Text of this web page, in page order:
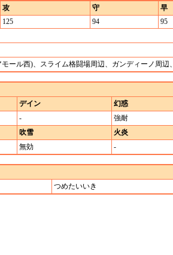
攻 守 早
125 94 95
ール西)、スライム格闘場周辺、ガンディーノ周辺、
デイン 幻惑
- 強耐
吹雪 火炎
無効 -
つめたいいき